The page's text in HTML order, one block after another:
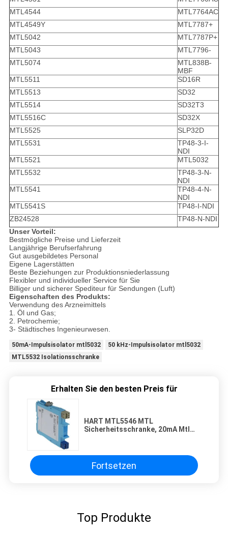
MTL4544
MTL7764AC
MTL4549Y
MTL7787+
MTL5042
MTL7787P+
MTL5043
MTL7796-
MTL5074
MTL838B-
MBF
MTL5511
SD16R
MTL5513
SD32
MTL5514
SD32T3
MTL5516C
SD32X
MTL5525
SLP32D
MTL5531
TP48-3-I-
NDI
MTL5521
MTL5032
MTL5532
TP48-3-N-
NDI
MTL5541
TP48-4-N-
NDI
MTL5541S
TP48-I-NDI
ZB24528
TP48-N-NDI
Unser Vorteil:
Bestmögliche Preise und Lieferzeit
Langjährige Berufserfahrung
Gut ausgebildetes Personal
Eigene Lagerstätten
Beste Beziehungen zur Produktionsniederlassung
Flexibler und individueller Service für Sie
Billiger und sicherer Spediteur für Sendungen (Luft)
Eigenschaften des Produkts:
Verwendung des Arzneimittels
1. Öl und Gas;
2. Petrochemie;
3- Städtisches Ingenieurwesen.
50mA-Impulsisolator mtl5032
50 kHz-Impulsisolator mtl5032
MTL5532 Isolationsschranke
Erhalten Sie den besten Preis für
HART MTL5546 MTL
Sicherheitsschranke, 20mA Mtl
Fortsetzen
Top Produkte